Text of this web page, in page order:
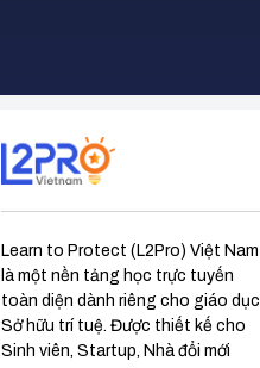
Learn to Protect (L2Pro) Việt Nam
là một nền tảng học trực tuyến
toàn diện dành riêng cho giáo dục
Sở hữu trí tuệ. Được thiết kế cho
Sinh viên, Startup, Nhà đổi mới